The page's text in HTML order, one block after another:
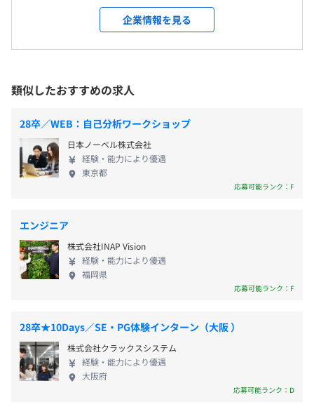
毎日チーム単位で朝ミーティングをおこない、進捗確認を
言語：C、C++、Python
【採用時】
・交通費支給
・役職手当
・家族手当
・住宅手当（規定あり）
・年2回（7月、12月）
社会保険完備（健康保険、厚生年金、雇用保険、労災保
険）、GLTD制度
自己啓発支援の有無及びその内容
・通信教育
・上記費用の一部負担
キャリアコンサルティング制度の有無及びその内容
なし
社内検定等の制度の有無及びその内容
なし
前年度の月平均所定外労働時間の実績
9.1時間
前年度の有給休暇の平均取得日数
14.9日
女性11人/11人
役員及び管理的地位にある者に占める女性の割合
役員25.0%
する3Dデザインシステム「SDS-ONE APEXシリー
ズ」を開発しています。アパレル・ファッションをは
じめ、多彩なアイテムの企画デザインからバーチャ
幅広いです。 APEXシリーズは、進化し続けてきたハ
ードウェア・ソフトウェア一体型のデザインシステ
ム『All in Oneシステム』と、業界No.1のサブスクリ
プション型ニットデザインソフト『APEXFiz（エイペ
ックス・フィズ）』の2つで構成されています。企
画・デザインのDX化を実現し、サステナブルなモノ
づくりに貢献しているサービスです。「企画通りの商
質が低い」など、業界が抱える悩みをすべて解決し
ます。さらにコンピュータ横編機と連携することで企
画段階からムダを省き、一貫してサステナブルなも
のづくりを推進していくことができ、業界の構造そ
のものを変えることができます。 当社でエンジニア
革を目指し、業界の最先端で機械を制御するソフト
開発やIT化を促進するWEBサービス、自社システム
のアプリ開発に携われることです。開発本部と生産本
部を同じ拠点に置いており、モノづくりやシステム
開発に一貫して関われる点が特徴です。創業来62
企業情報を見る
類似したおすすめの求人
28卒／WEB：自己分析ワークショップ
日本ノーベル株式会社
経験・能力により優遇
東京都
応募可能ランク：F
エンジニア
株式会社INAP Vision
経験・能力により優遇
福岡県
応募可能ランク：F
28卒★10Days／SE・PG体験インターン（大阪 ）
株式会社クラックスシステム
経験・能力により優遇
大阪府
応募可能ランク：D